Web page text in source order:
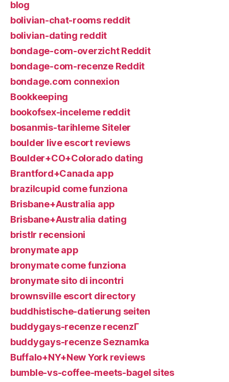
blog
bolivian-chat-rooms reddit
bolivian-dating reddit
bondage-com-overzicht Reddit
bondage-com-recenze Reddit
bondage.com connexion
Bookkeeping
bookofsex-inceleme reddit
bosanmis-tarihleme Siteler
boulder live escort reviews
Boulder+CO+Colorado dating
Brantford+Canada app
brazilcupid come funziona
Brisbane+Australia app
Brisbane+Australia dating
bristlr recensioni
bronymate app
bronymate come funziona
bronymate sito di incontri
brownsville escort directory
buddhistische-datierung seiten
buddygays-recenze recenzГ­
buddygays-recenze Seznamka
Buffalo+NY+New York reviews
bumble-vs-coffee-meets-bagel sites